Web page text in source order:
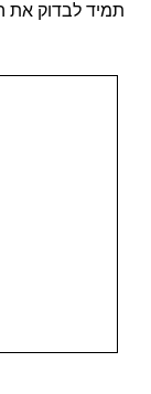
תמיד לבדוק את